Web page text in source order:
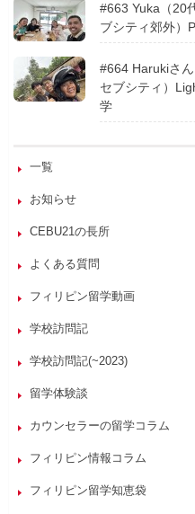
#663 Yuka（20
ブシティ郊外）
#664 Harukiさ
セブシティ）
学
一覧
お知らせ
CEBU21の長所
よくある質問
フィリピン留学動画
学校訪問記
学校訪問記(~2023)
留学体験談
カウンセラーの留学コラム
フィリピン情報コラム
フィリピン留学知恵袋